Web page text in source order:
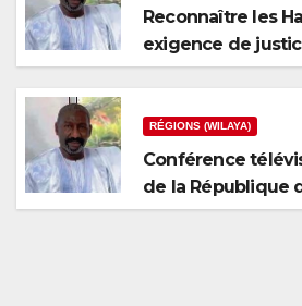
Reconnaître les
exigence de
fragmentation
RÉGIONS (WILAYA)
Conférence
de la République